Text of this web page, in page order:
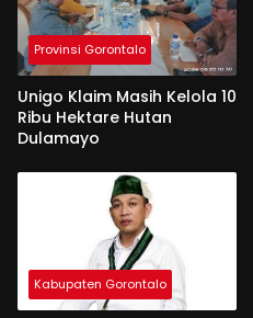
Provinsi Gorontalo
Unigo Klaim Masih Kelola 10
Ribu Hektare Hutan
Dulamayo
Kabupaten Gorontalo